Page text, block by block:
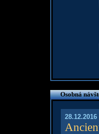
Osobná
28.12.2016